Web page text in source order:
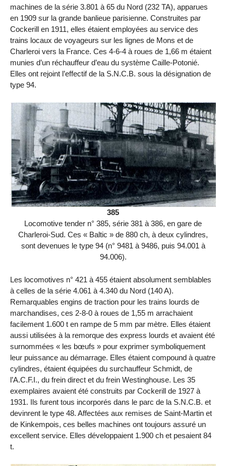
machines de la série 3.801 à 65 du Nord (232 TA), apparues
en 1909 sur la grande banlieue parisienne. Construites par
Cockerill en 1911, elles étaient employées au service des
trains locaux de voyageurs sur les lignes de Mons et de
Charleroi vers la France. Ces 4-6-4 à roues de 1,66 m étaient
munies d’un réchauffeur d’eau du système Caille-Potonié.
Elles ont rejoint l’effectif de la S.N.C.B. sous la désignation de
type 94.
385
Locomotive tender n° 385, série 381 à 386, en gare de
Charleroi-Sud. Ces « Baltic » de 880 ch, à deux cylindres,
sont devenues le type 94 (n° 9481 à 9486, puis 94.001 à
94.006).
Les locomotives n° 421 à 455 étaient absolument semblables
à celles de la série 4.061 à 4.340 du Nord (140 A).
Remarquables engins de traction pour les trains lourds de
marchandises, ces 2-8-0 à roues de 1,55 m arrachaient
facilement 1.600 t en rampe de 5 mm par mètre. Elles étaient
aussi utilisées à la remorque des express lourds et avaient été
surnommées « les bœufs » pour exprimer symboliquement
leur puissance au démarrage. Elles étaient compound à quatre
cylindres, étaient équipées du surchauffeur Schmidt, de
l’A.C.F.I., du frein direct et du frein Westinghouse. Les 35
exemplaires avaient été construits par Cockerill de 1927 à
1931. Ils furent tous incorporés dans le parc de la S.N.C.B. et
devinrent le type 48. Affectées aux remises de Saint-Martin et
de Kinkempois, ces belles machines ont toujours assuré un
excellent service. Elles développaient 1.900 ch et pesaient 84
t.